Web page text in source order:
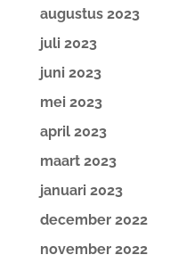
augustus 2023
juli 2023
juni 2023
mei 2023
april 2023
maart 2023
januari 2023
december 2022
november 2022